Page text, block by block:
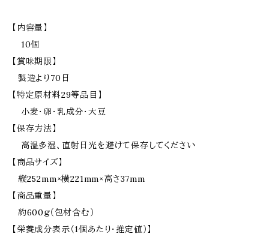
【内容量】
10個
【賞味期限】
製造より70日
【特定原材料29等品目】
小麦・卵・乳成分・大豆
【保存方法】
高温多湿、直射日光を避けて保存してください
【商品サイズ】
縦252mm×横221mm×高さ37mm
【商品重量】
約600ｇ（包材含む）
【栄養成分表示（1個あたり・推定値）】